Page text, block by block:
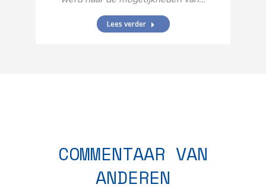
Lees verder
COMMENTAAR VAN
ANDEREN